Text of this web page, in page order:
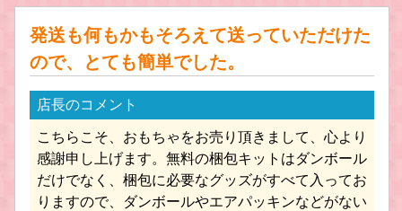
発送も何もかもそろえて送っていただけた
ので、とても簡単でした。
店長のコメント
こちらこそ、おもちゃをお売り頂きまして、心より
感謝申し上げます。無料の梱包キットはダンボール
だけでなく、梱包に必要なグッズがすべて入ってお
りますので、ダンボールやエアパッキンなどがない